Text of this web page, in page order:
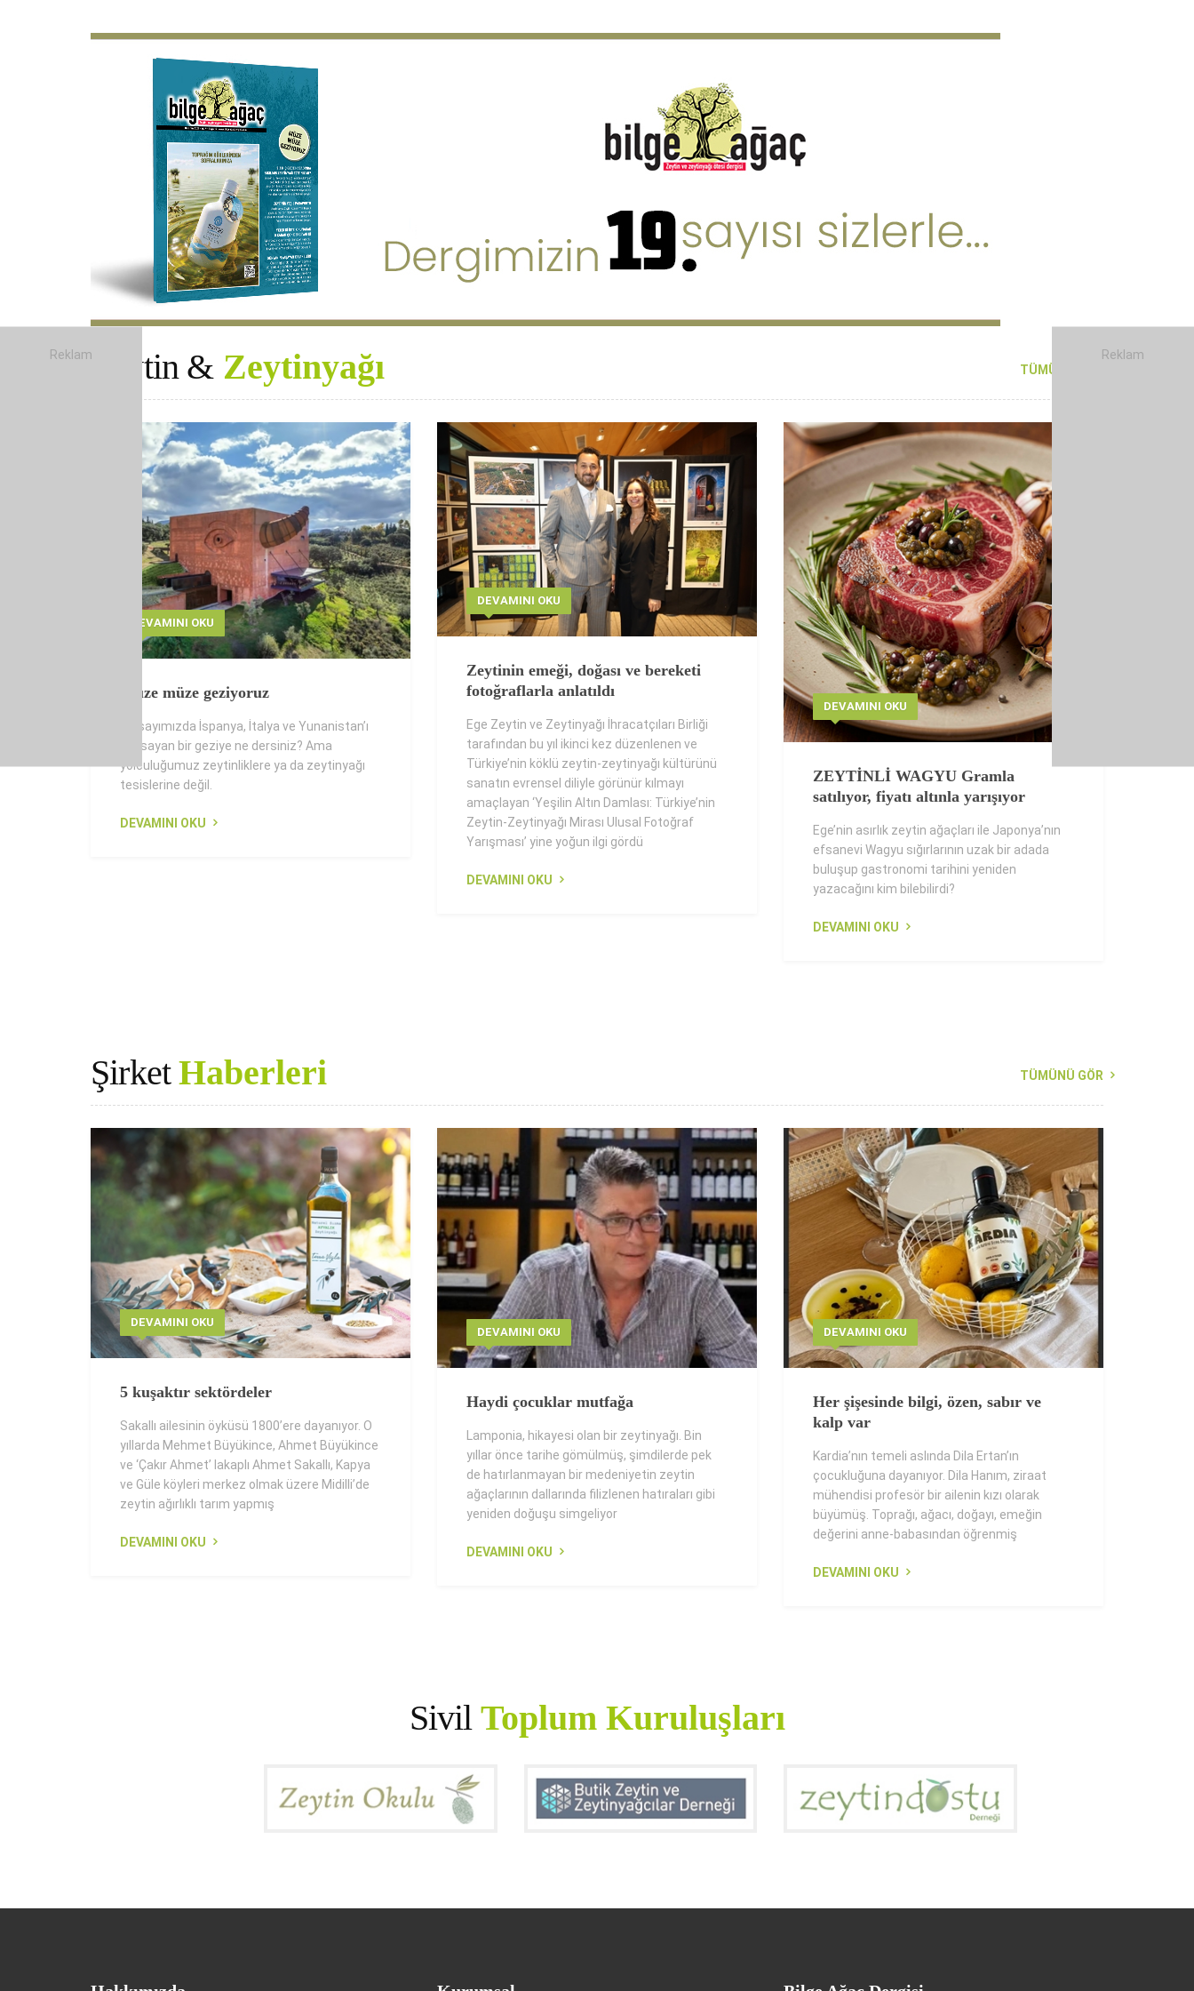
Zeytin &Zeytinyağı TÜMÜNÜ GÖR
DEVAMINI OKU
Müze müze geziyoruz
Bu sayımızda İspanya, İtalya ve Yunanistan’ı
kapsayan bir geziye ne dersiniz? Ama
yolculuğumuz zeytinliklere ya da zeytinyağı
tesislerine değil.
DEVAMINI OKU
DEVAMINI OKU
Zeytinin emeği, doğası ve bereketi
fotoğraflarla anlatıldı
Ege Zeytin ve Zeytinyağı İhracatçıları Birliği
tarafından bu yıl ikinci kez düzenlenen ve
Türkiye’nin köklü zeytin-zeytinyağı kültürünü
sanatın evrensel diliyle görünür kılmayı
amaçlayan ‘Yeşilin Altın Damlası: Türkiye’nin
Zeytin-Zeytinyağı Mirası Ulusal Fotoğraf
Yarışması’ yine yoğun ilgi gördü
DEVAMINI OKU
DEVAMINI OKU
ZEYTİNLİ WAGYU Gramla
satılıyor, fiyatı altınla yarışıyor
Ege’nin asırlık zeytin ağaçları ile Japonya’nın
efsanevi Wagyu sığırlarının uzak bir adada
buluşup gastronomi tarihini yeniden
yazacağını kim bilebilirdi?
DEVAMINI OKU
ŞirketHaberleri TÜMÜNÜ GÖR
DEVAMINI OKU
5 kuşaktır sektördeler
Sakallı ailesinin öyküsü 1800’ere dayanıyor. O
yıllarda Mehmet Büyükince, Ahmet Büyükince
ve ‘Çakır Ahmet’ lakaplı Ahmet Sakallı, Kapya
ve Güle köyleri merkez olmak üzere Midilli’de
zeytin ağırlıklı tarım yapmış
DEVAMINI OKU
DEVAMINI OKU
Haydi çocuklar mutfağa
Lamponia, hikayesi olan bir zeytinyağı. Bin
yıllar önce tarihe gömülmüş, şimdilerde pek
de hatırlanmayan bir medeniyetin zeytin
ağaçlarının dallarında filizlenen hatıraları gibi
yeniden doğuşu simgeliyor
DEVAMINI OKU
DEVAMINI OKU
Her şişesinde bilgi, özen, sabır ve
kalp var
Kardia’nın temeli aslında Dila Ertan’ın
çocukluğuna dayanıyor. Dila Hanım, ziraat
mühendisi profesör bir ailenin kızı olarak
büyümüş. Toprağı, ağacı, doğayı, emeğin
değerini anne-babasından öğrenmiş
DEVAMINI OKU
SivilToplum Kuruluşları
Reklam Reklam